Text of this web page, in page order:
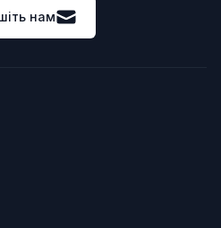
нам